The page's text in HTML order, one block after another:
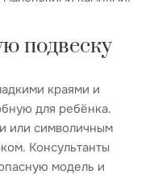
подвеску
краями и
для ребёнка.
или символичным
Консультанты
модель и